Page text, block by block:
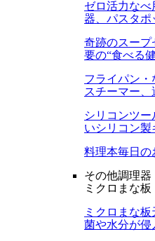
ゼロ活力なべ
器、パスタポ
奇跡のスープ
要の“食べる
フライパン・
スチーマー
シリコンツー
いシリコン
料理本毎日の
その他調理器
ミクロまな板
ミクロまな板
菌や水分が侵